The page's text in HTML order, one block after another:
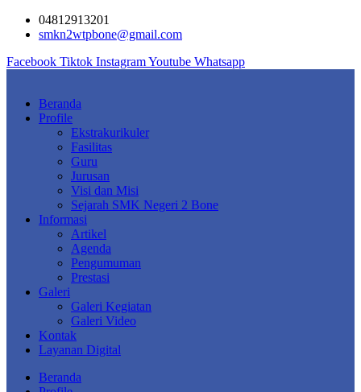
Skip
04812913201
smkn2wtpbone@gmail.com
Facebook Tiktok InstagramYoutube Whatsapp
Beranda
Profile
Ekstrakurikuler
Fasilitas
Guru
Jurusan
Visi dan Misi
Sejarah SMK Negeri 2 Bone
Informasi
Artikel
Agenda
Pengumuman
Prestasi
Galeri
Galeri Kegiatan
Galeri Video
Kontak
Layanan Digital
Beranda